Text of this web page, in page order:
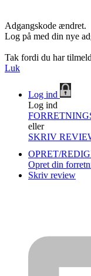
Adgangskode ændret.
Log på med din nye
Tak fordi du har
Luk
Log ind
Log ind
eller
SKRIV
OPRET/
Opret din
Skriv review